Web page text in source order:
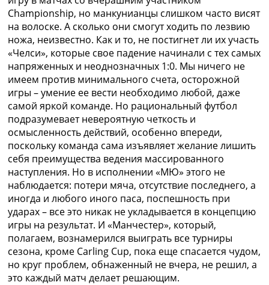
Championship, но манкунианцы слишком часто висят
на волоске. А сколько они смогут ходить по лезвию
ножа, неизвестно. Как и то, не постигнет ли их участь
«Челси», которые свое падение начинали с тех самых
напряженных и неоднозначных 1:0. Мы ничего не
имеем против минимального счета, осторожной
игры – умение ее вести необходимо любой, даже
самой яркой команде. Но рациональный футбол
подразумевает невероятную четкость и
осмысленность действий, особенно впереди,
поскольку команда сама изъявляет желание лишить
себя преимущества ведения массированного
наступления. Но в исполнении «МЮ» этого не
наблюдается: потери мяча, отсутствие последнего, а
иногда и любого иного паса, поспешность при
ударах – все это никак не укладывается в концепцию
игры на результат. И «Манчестер», который,
полагаем, вознамерился выиграть все турниры
сезона, кроме Carling Cup, пока еще спасается чудом,
но круг проблем, обнаженный не вчера, не решил, а
это каждый матч делает решающим.